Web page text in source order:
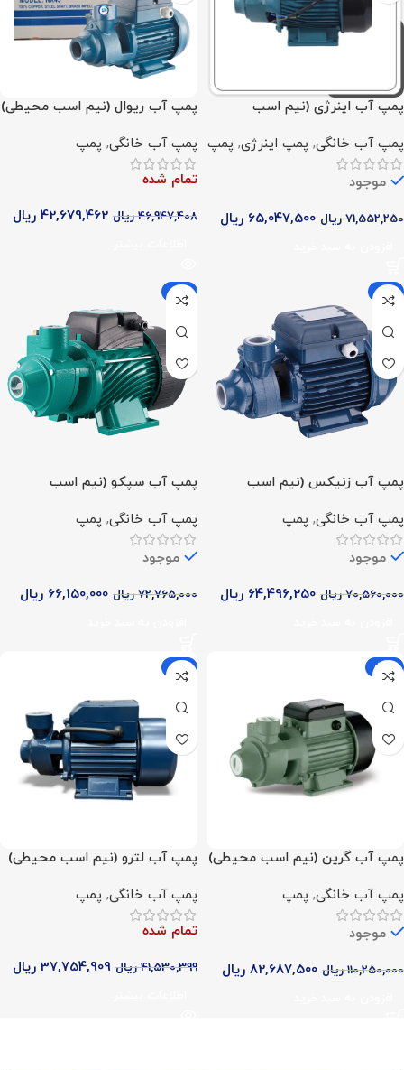
پمپ آب اینرژی (نیم اسب
پمپ آب خانگی, پمپ اینرژی, پمپ
موجود
71,552,250 ریال 65,047,500 ریال
پمپ آب ریوال (نیم اسب محیطی)
پمپ آب خانگی, پمپ
تمام شده
46,947,408 ریال 42,679,462 ریال
-9%
پمپ آب زنیکس (نیم اسب
پمپ آب خانگی, پمپ
موجود
70,560,000 ریال 64,496,250 ریال
-9%
پمپ آب سپکو (نیم اسب
پمپ آب خانگی, پمپ
موجود
72,765,000 ریال 66,150,000 ریال
-25%
پمپ آب گرین (نیم اسب محیطی)
پمپ آب خانگی, پمپ
موجود
110,250,000 ریال 82,687,500 ریال
-9%
پمپ آب لترو (نیم اسب محیطی)
پمپ آب خانگی, پمپ
تمام شده
41,530,399 ریال 37,754,909 ریال